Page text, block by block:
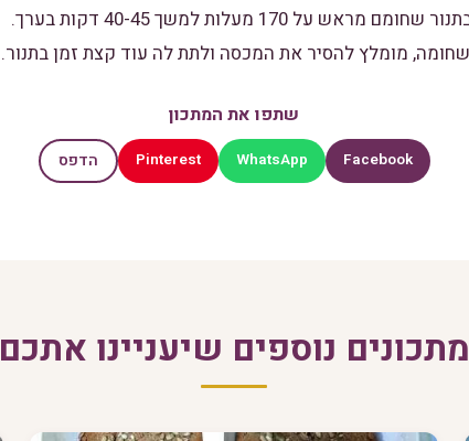
שתפו את המתכון
Facebook
WhatsApp
Pinterest הדפס
מתכונים נוספים שיעניינו אתכם